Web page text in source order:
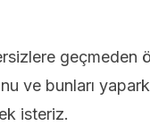
geçmeden
ve bunları
isteriz.